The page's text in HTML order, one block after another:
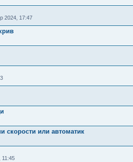
2024, 17:47
скорости или автоматик
11:45